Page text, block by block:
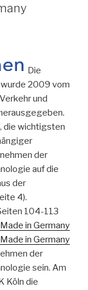
Die
wurde 2009 vom
und
die wichtigsten
der
auf die
der
4).
104-113
in Germany
in Germany
der
sein. Am
Köln die